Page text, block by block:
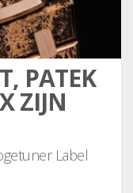
PATEK
ZIJN
Label